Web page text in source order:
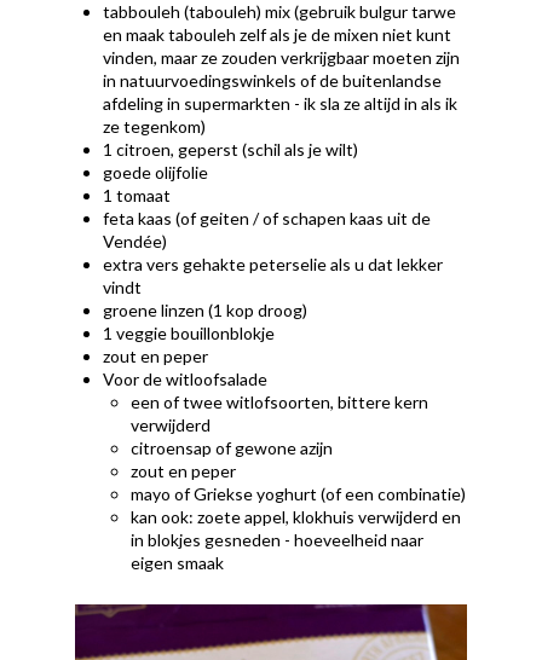
tabbouleh (tabouleh) mix (gebruik bulgur tarwe
en maak tabouleh zelf als je de mixen niet kunt
vinden, maar ze zouden verkrijgbaar moeten zijn
in natuurvoedingswinkels of de buitenlandse
afdeling in supermarkten - ik sla ze altijd in als ik
ze tegenkom)
1 citroen, geperst (schil als je wilt)
goede olijfolie
1 tomaat
feta kaas (of geiten / of schapen kaas uit de
Vendée)
extra vers gehakte peterselie als u dat lekker
vindt
groene linzen (1 kop droog)
1 veggie bouillonblokje
zout en peper
Voor de witloofsalade
een of twee witlofsoorten, bittere kern
verwijderd
citroensap of gewone azijn
zout en peper
mayo of Griekse yoghurt (of een combinatie)
kan ook: zoete appel, klokhuis verwijderd en
in blokjes gesneden - hoeveelheid naar
eigen smaak